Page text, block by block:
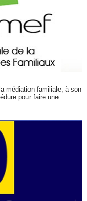
médiation familiale, à son
pour faire une